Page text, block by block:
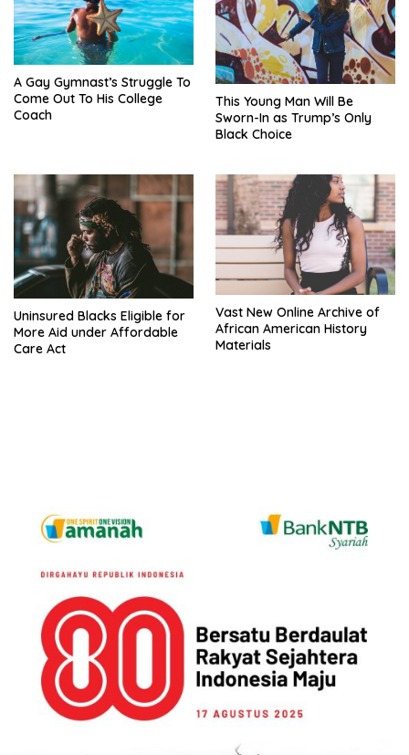
A Gay Gymnast’s Struggle To
Come Out To His College
Coach
This Young Man Will Be
Sworn-In as Trump’s Only
Black Choice
Uninsured Blacks Eligible for
More Aid under Affordable
Care Act
Vast New Online Archive of
African American History
Materials